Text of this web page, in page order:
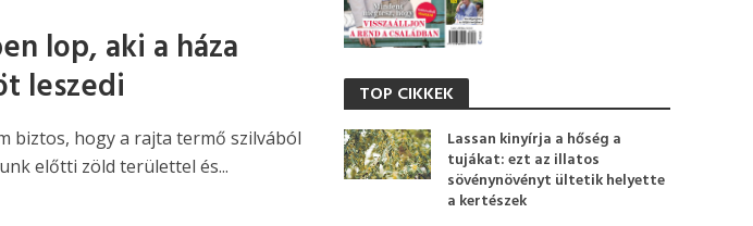
lop, aki a háza
leszedi
biztos, hogy a rajta termő szilvából
előtti zöld területtel és...
TOP CIKKEK
Lassan kinyírja a hőség a
tujákat: ezt az illatos
sövénynövényt ültetik helyette
a kertészek